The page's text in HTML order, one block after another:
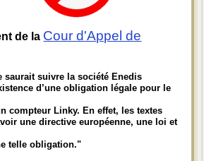
de la Cour d'Appel de
saurait suivre la société Enedis
d’une obligation légale pour le
compteur Linky. En effet, les textes
une directive européenne, une loi et
telle obligation."